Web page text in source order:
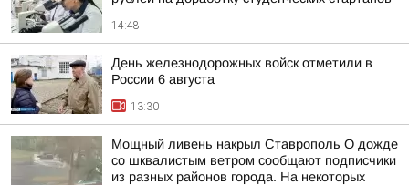
14:48
День железнодорожных войск отметили в
России 6 августа
13:30
Мощный ливень накрыл Ставрополь О дожде
со шквалистым ветром сообщают подписчики
из разных районов города. На некоторых